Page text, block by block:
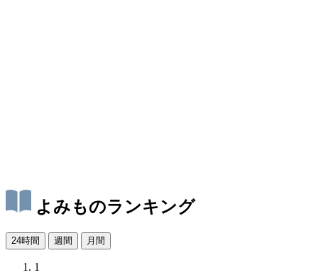
よみものランキング
24時間 週間 月間
1